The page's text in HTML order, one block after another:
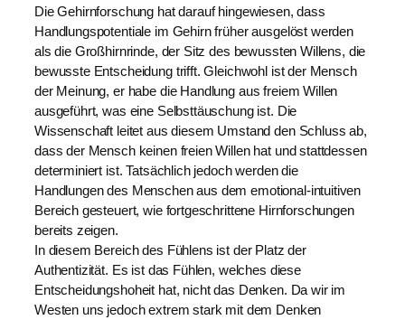
Die Gehirnforschung hat darauf hingewiesen, dass
Handlungspotentiale im Gehirn früher ausgelöst werden
als die Großhirnrinde, der Sitz des bewussten Willens, die
bewusste Entscheidung trifft. Gleichwohl ist der Mensch
der Meinung, er habe die Handlung aus freiem Willen
ausgeführt, was eine Selbsttäuschung ist. Die
Wissenschaft leitet aus diesem Umstand den Schluss ab,
dass der Mensch keinen freien Willen hat und stattdessen
determiniert ist. Tatsächlich jedoch werden die
Handlungen des Menschen aus dem emotional-intuitiven
Bereich gesteuert, wie fortgeschrittene Hirnforschungen
bereits zeigen.
In diesem Bereich des Fühlens ist der Platz der
Authentizität. Es ist das Fühlen, welches diese
Entscheidungshoheit hat, nicht das Denken. Da wir im
Westen uns jedoch extrem stark mit dem Denken